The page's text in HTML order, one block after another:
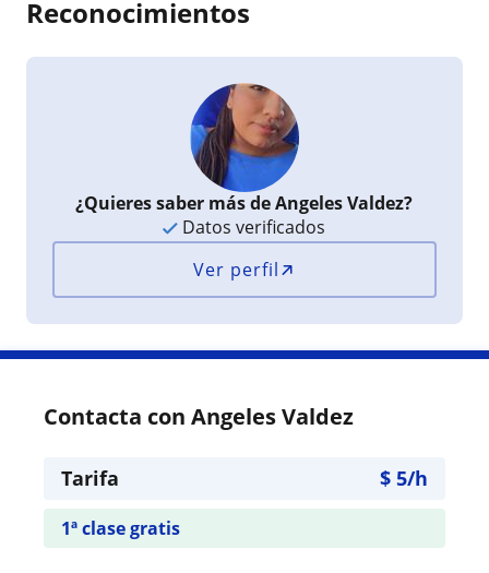
Reconocimientos
¿Quieres saber más de Angeles Valdez?
Datos verificados
Ver perfil
Contacta con Angeles Valdez
Tarifa $ 5/h
1ª clase gratis